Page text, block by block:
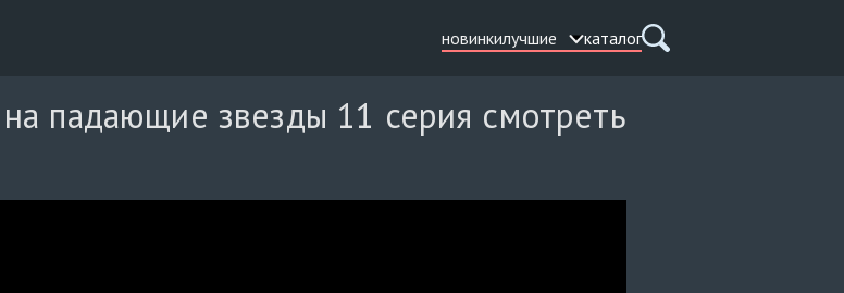
новинкилучшие каталог
падающие звезды 11 серия смотреть